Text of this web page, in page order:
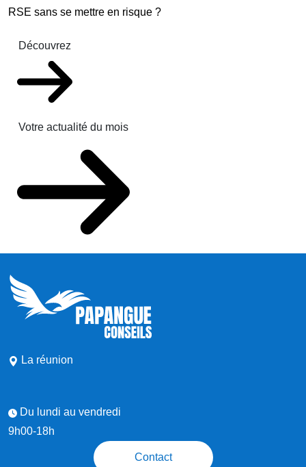
RSE sans se mettre en risque ?
Découvrez
Votre actualité du mois
La réunion
Du lundi au vendredi
9h00-18h
Contact